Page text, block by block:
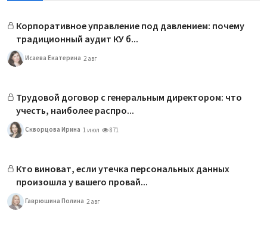
Корпоративное управление под давлением: почему
традиционный аудит КУ б...
Исаева Екатерина 2 авг
Трудовой договор с генеральным директором: что
учесть, наиболее распро...
Скворцова Ирина 1 июл 871
Кто виноват, если утечка персональных данных
произошла у вашего провай...
Гаврюшина Полина 2 авг